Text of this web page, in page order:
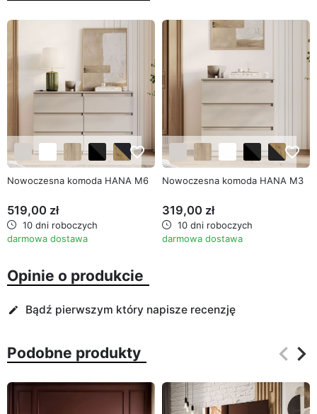
favorite_border
Nowoczesna komoda HANA M6
519,00 zł
10 dni roboczych
darmowa dostawa
favorite_border
Nowoczesna komoda HANA M3
319,00 zł
10 dni roboczych
darmowa dostawa
Opinie o produkcie
edit Bądź pierwszym który napisze recenzję
Podobne produkty keyboard_arrow_left
keyboard_arrow_right